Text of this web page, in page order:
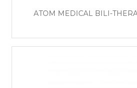
ATOM MEDICAL BILI-